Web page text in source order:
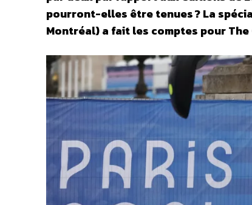
pourront-elles être tenues ? La
Montréal) a fait les comptes pour